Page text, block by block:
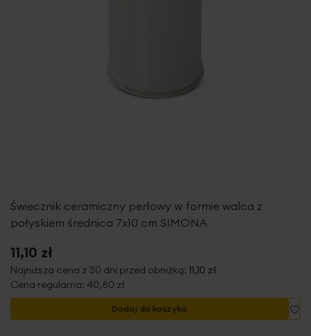
Świecznik ceramiczny perłowy w formie walca z
połyskiem średnica 7x10 cm SIMONA
11,10 zł
Najniższa cena z 30 dni przed obniżką: 11,10 zł
Cena regularna: 40,80 zł
Dodaj do koszyka